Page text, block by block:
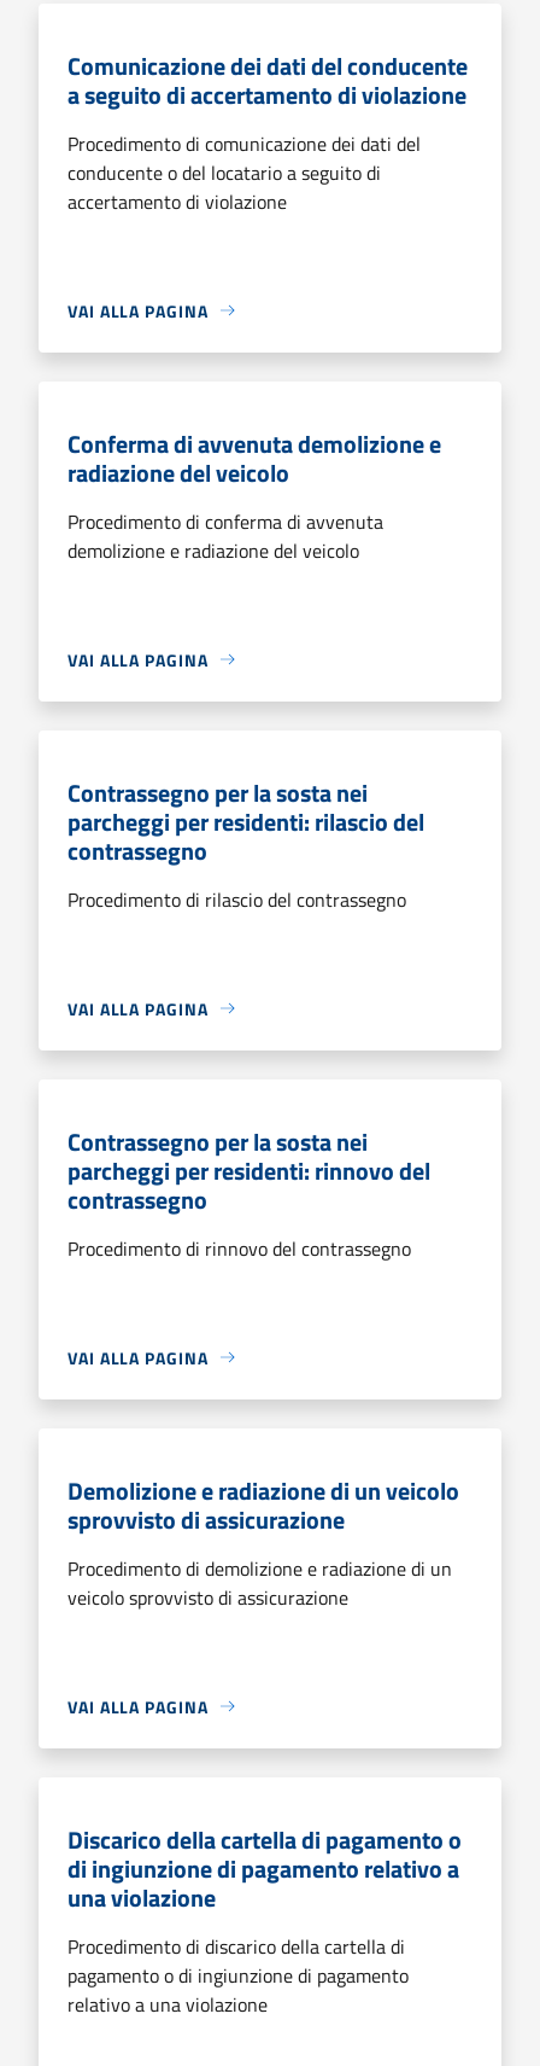
Comunicazione dei dati del conducente
a seguito di accertamento di violazione
Procedimento di comunicazione dei dati del
conducente o del locatario a seguito di
accertamento di violazione
VAI ALLA PAGINA
Conferma di avvenuta demolizione e
radiazione del veicolo
Procedimento di conferma di avvenuta
demolizione e radiazione del veicolo
VAI ALLA PAGINA
Contrassegno per la sosta nei
parcheggi per residenti: rilascio del
contrassegno
Procedimento di rilascio del contrassegno
VAI ALLA PAGINA
Contrassegno per la sosta nei
parcheggi per residenti: rinnovo del
contrassegno
Procedimento di rinnovo del contrassegno
VAI ALLA PAGINA
Demolizione e radiazione di un veicolo
sprovvisto di assicurazione
Procedimento di demolizione e radiazione di un
veicolo sprovvisto di assicurazione
VAI ALLA PAGINA
Discarico della cartella di pagamento o
di ingiunzione di pagamento relativo a
una violazione
Procedimento di discarico della cartella di
pagamento o di ingiunzione di pagamento
relativo a una violazione